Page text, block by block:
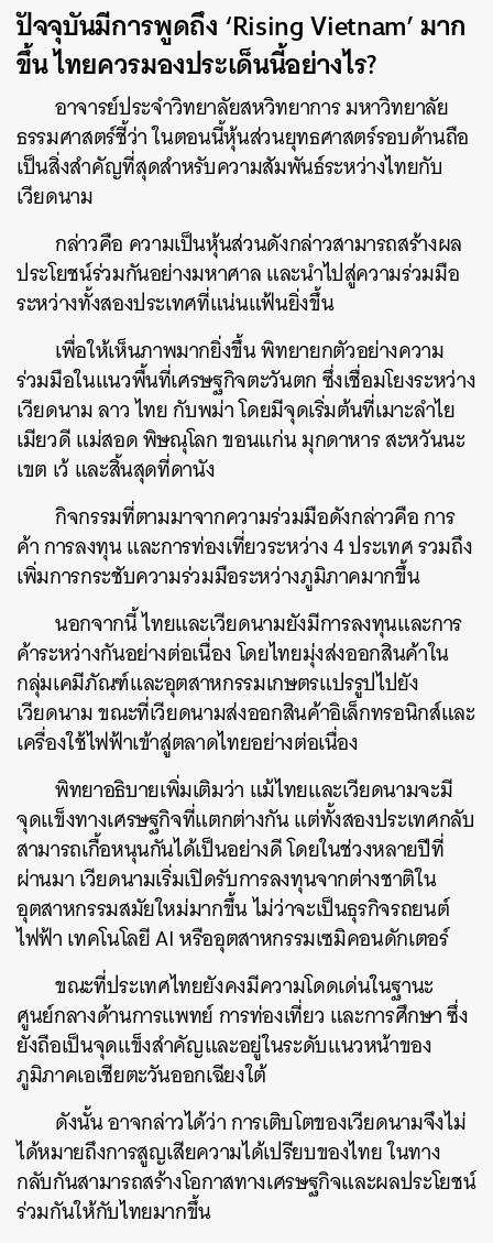
ปัจจุบันมีการพูดถึง ‘Rising Vietnam’ มาก
ขึ้น ไทยควรมองประเด็นนี้อย่างไร?
อาจารย์ประจำวิทยาลัยสหวิทยาการ มหาวิทยาลัย
ธรรมศาสตร์ชี้ว่า ในตอนนี้หุ้นส่วนยุทธศาสตร์รอบด้านถือ
เป็นสิ่งสำคัญที่สุดสำหรับความสัมพันธ์ระหว่างไทยกับ
เวียดนาม
กล่าวคือ ความเป็นหุ้นส่วนดังกล่าวสามารถสร้างผล
ประโยชน์ร่วมกันอย่างมหาศาล และนำไปสู่ความร่วมมือ
ระหว่างทั้งสองประเทศที่แน่นแฟ้นยิ่งขึ้น
เพื่อให้เห็นภาพมากยิ่งขึ้น พิทยายกตัวอย่างความ
ร่วมมือในแนวพื้นที่เศรษฐกิจตะวันตก ซึ่งเชื่อมโยงระหว่าง
เวียดนาม ลาว ไทย กับพม่า โดยมีจุดเริ่มต้นที่เมาะลำไย
เมียวดี แม่สอด พิษณุโลก ขอนแก่น มุกดาหาร สะหวันนะ
เขต เว้ และสิ้นสุดที่ดานัง
กิจกรรมที่ตามมาจากความร่วมมือดังกล่าวคือ การ
ค้า การลงทุน และการท่องเที่ยวระหว่าง 4 ประเทศ รวมถึง
เพิ่มการกระชับความร่วมมือระหว่างภูมิภาคมากขึ้น
นอกจากนี้ ไทยและเวียดนามยังมีการลงทุนและการ
ค้าระหว่างกันอย่างต่อเนื่อง โดยไทยมุ่งส่งออกสินค้าใน
กลุ่มเคมีภัณฑ์และอุตสาหกรรมเกษตรแปรรูปไปยัง
เวียดนาม ขณะที่เวียดนามส่งออกสินค้าอิเล็กทรอนิกส์และ
เครื่องใช้ไฟฟ้าเข้าสู่ตลาดไทยอย่างต่อเนื่อง
พิทยาอธิบายเพิ่มเติมว่า แม้ไทยและเวียดนามจะมี
จุดแข็งทางเศรษฐกิจที่แตกต่างกัน แต่ทั้งสองประเทศกลับ
สามารถเกื้อหนุนกันได้เป็นอย่างดี โดยในช่วงหลายปีที่
ผ่านมา เวียดนามเริ่มเปิดรับการลงทุนจากต่างชาติใน
อุตสาหกรรมสมัยใหม่มากขึ้น ไม่ว่าจะเป็นธุรกิจรถยนต์
ไฟฟ้า เทคโนโลยี AI หรืออุตสาหกรรมเซมิคอนดักเตอร์
ขณะที่ประเทศไทยยังคงมีความโดดเด่นในฐานะ
ศูนย์กลางด้านการแพทย์ การท่องเที่ยว และการศึกษา ซึ่ง
ยังถือเป็นจุดแข็งสำคัญและอยู่ในระดับแนวหน้าของ
ภูมิภาคเอเชียตะวันออกเฉียงใต้
ดังนั้น อาจกล่าวได้ว่า การเติบโตของเวียดนามจึงไม่
ได้หมายถึงการสูญเสียความได้เปรียบของไทย ในทาง
กลับกันสามารถสร้างโอกาสทางเศรษฐกิจและผลประโยชน์
ร่วมกันให้กับไทยมากขึ้น